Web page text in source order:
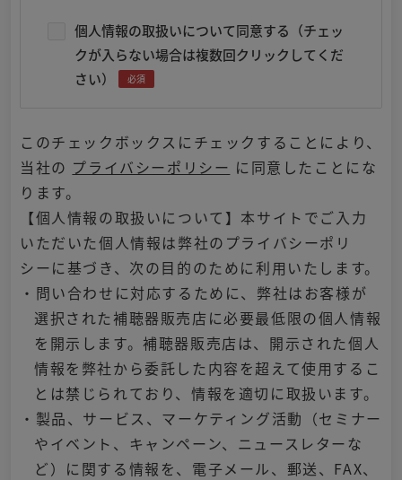
個人情報の取扱いについて同意する（チェッ
クが入らない場合は複数回クリックしてくだ
さい）
必須
このチェックボックスにチェックすることにより、
当社の プライバシーポリシー に同意したことにな
ります。
【個人情報の取扱いについて】本サイトでご入力
いただいた個人情報は弊社のプライバシーポリ
シーに基づき、次の目的のために利用いたします。
・問い合わせに対応するために、弊社はお客様が
選択された補聴器販売店に必要最低限の個人情報
を開示します。補聴器販売店は、開示された個人
情報を弊社から委託した内容を超えて使用するこ
とは禁じられており、情報を適切に取扱います。
・製品、サービス、マーケティング活動（セミナー
やイベント、キャンペーン、ニュースレターな
ど）に関する情報を、電子メール、郵送、FAX、